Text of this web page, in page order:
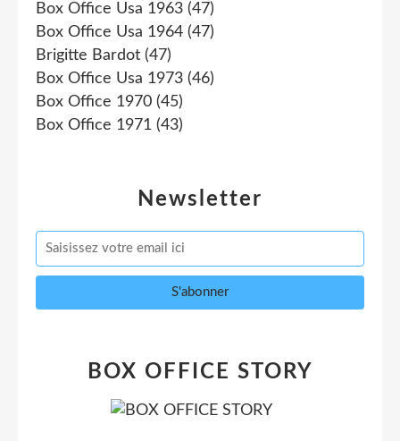
Newsletter
Box Office Usa 1963 (47)
Box Office Usa 1964 (47)
Brigitte Bardot (47)
Box Office Usa 1973 (46)
Box Office 1970 (45)
Box Office 1971 (43)
BOX OFFICE STORY